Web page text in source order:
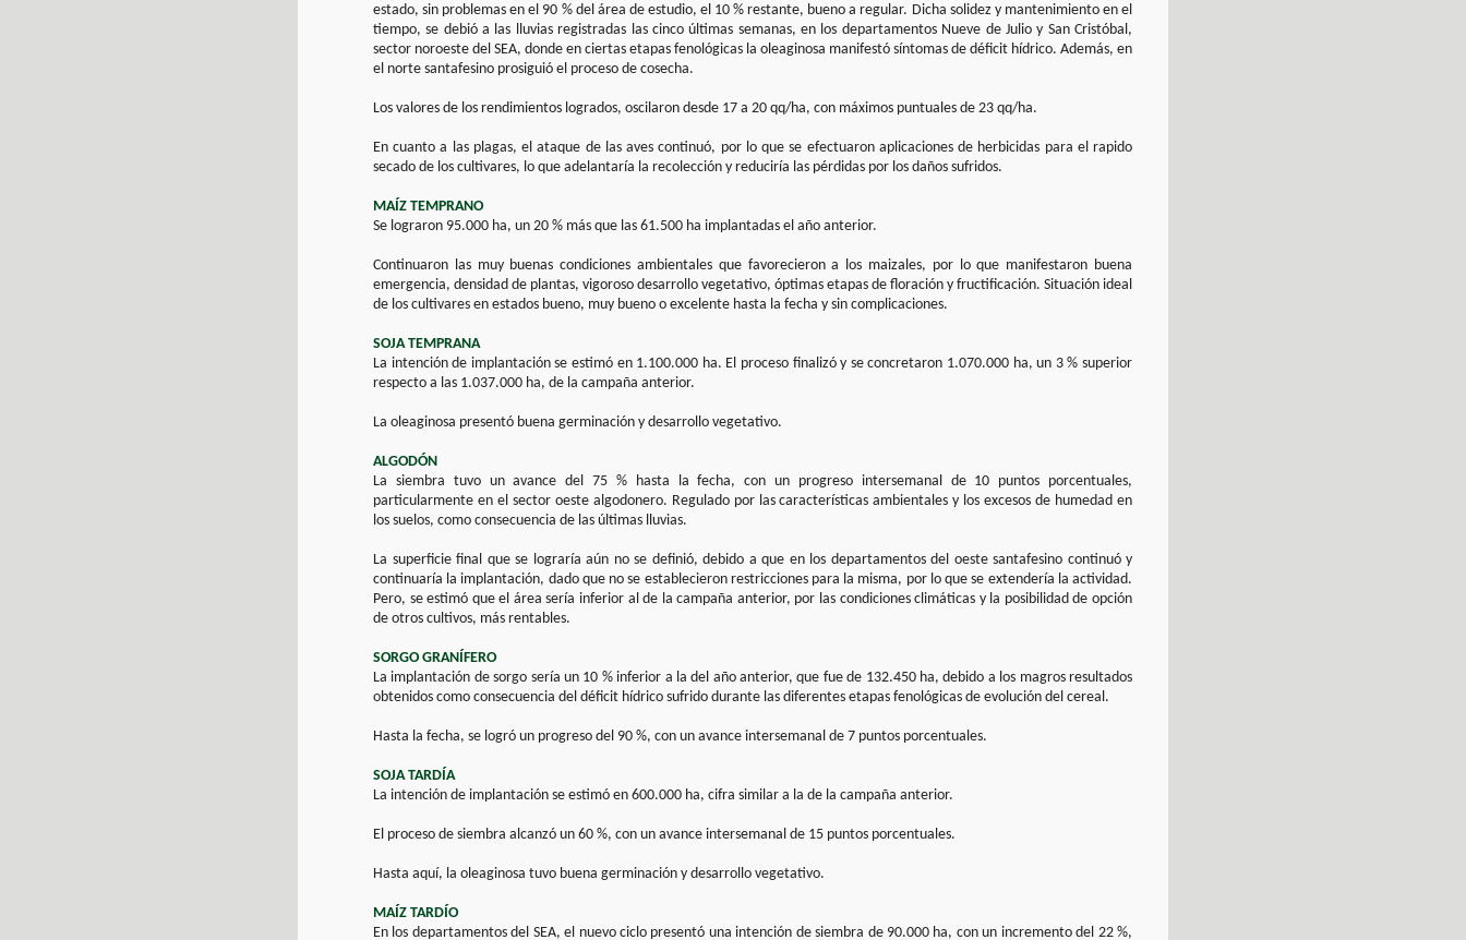
estado, sin problemas en el 90 % del área de estudio, el 10 % restante, bueno a regular. Dicha solidez y mantenimiento en el
tiempo, se debió a las lluvias registradas las cinco últimas semanas, en los departamentos Nueve de Julio y San Cristóbal,
sector noroeste del SEA, donde en ciertas etapas fenológicas la oleaginosa manifestó síntomas de déficit hídrico. Además, en
el norte santafesino prosiguió el proceso de cosecha.
Los valores de los rendimientos logrados, oscilaron desde 17 a 20 qq/ha, con máximos puntuales de 23 qq/ha.
En cuanto a las plagas, el ataque de las aves continuó, por lo que se efectuaron aplicaciones de herbicidas para el rapido
secado de los cultivares, lo que adelantaría la recolección y reduciría las pérdidas por los daños sufridos.
MAÍZ TEMPRANO
Se lograron 95.000 ha, un 20 % más que las 61.500 ha implantadas el año anterior.
Continuaron las muy buenas condiciones ambientales que favorecieron a los maizales, por lo que manifestaron buena
emergencia, densidad de plantas, vigoroso desarrollo vegetativo, óptimas etapas de floración y fructificación. Situación ideal
de los cultivares en estados bueno, muy bueno o excelente hasta la fecha y sin complicaciones.
SOJA TEMPRANA
La intención de implantación se estimó en 1.100.000 ha. El proceso finalizó y se concretaron 1.070.000 ha, un 3 % superior
respecto a las 1.037.000 ha, de la campaña anterior.
La oleaginosa presentó buena germinación y desarrollo vegetativo.
ALGODÓN
La siembra tuvo un avance del 75 % hasta la fecha, con un progreso intersemanal de 10 puntos porcentuales,
particularmente en el sector oeste algodonero. Regulado por las características ambientales y los excesos de humedad en
los suelos, como consecuencia de las últimas lluvias.
La superficie final que se lograría aún no se definió, debido a que en los departamentos del oeste santafesino continuó y
continuaría la implantación, dado que no se establecieron restricciones para la misma, por lo que se extendería la actividad.
Pero, se estimó que el área sería inferior al de la campaña anterior, por las condiciones climáticas y la posibilidad de opción
de otros cultivos, más rentables.
SORGO GRANÍFERO
La implantación de sorgo sería un 10 % inferior a la del año anterior, que fue de 132.450 ha, debido a los magros resultados
obtenidos como consecuencia del déficit hídrico sufrido durante las diferentes etapas fenológicas de evolución del cereal.
Hasta la fecha, se logró un progreso del 90 %, con un avance intersemanal de 7 puntos porcentuales.
SOJA TARDÍA
La intención de implantación se estimó en 600.000 ha, cifra similar a la de la campaña anterior.
El proceso de siembra alcanzó un 60 %, con un avance intersemanal de 15 puntos porcentuales.
Hasta aquí, la oleaginosa tuvo buena germinación y desarrollo vegetativo.
MAÍZ TARDÍO
En los departamentos del SEA, el nuevo ciclo presentó una intención de siembra de 90.000 ha, con un incremento del 22 %,